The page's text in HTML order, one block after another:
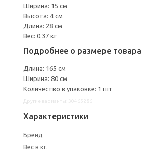
Ширина: 15 см
Высота: 4 см
Длина: 28 см
Вес: 0.37 кг
Подробнее о размере товара
Длина: 165 см
Ширина: 80 см
Количество в упаковке: 1 шт
Характеристики
Бренд
Вес в кг.